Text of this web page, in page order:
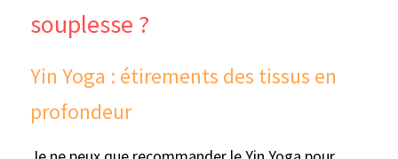
souplesse ?
Yin Yoga : étirements des tissus en
profondeur